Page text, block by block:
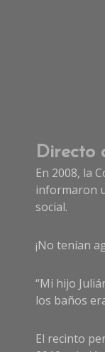
Directo
En 2008, la
informaron
social.
¡No tenían
“Mi hijo
los baños
El recinto